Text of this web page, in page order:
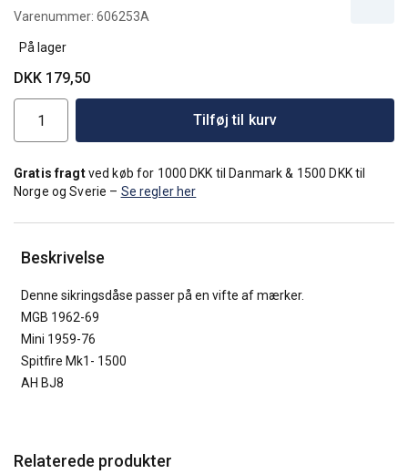
Varenummer: 606253A
På lager
DKK 179,50
Tilføj til kurv
Gratis fragtved køb for 1000 DKK til Danmark & 1500 DKK til
Norge og Sverie – Se regler her
Beskrivelse
Denne sikringsdåse passer på en vifte af mærker.
MGB 1962-69
Mini 1959-76
Spitfire Mk1- 1500
AH BJ8
Relaterede produkter